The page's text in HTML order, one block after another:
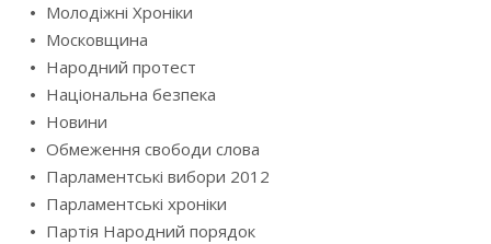
Молодіжні Хроніки
Московщина
Народний протест
Національна безпека
Новини
Обмеження свободи слова
Парламентські вибори 2012
Парламентські хроніки
Партія Народний порядок